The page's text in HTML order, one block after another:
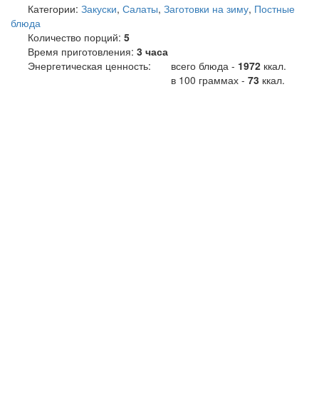
Категории: Закуски, Салаты, Заготовки на зиму, Постные
блюда
Количество порций: 5
Время приготовления: 3 часа
Энергетическая ценность:
всего блюда - 1972 ккал.
в 100 граммах - 73 ккал.